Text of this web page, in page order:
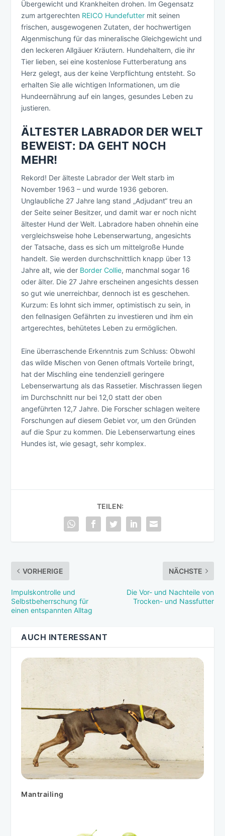
Übergewicht und Krankheiten drohen. Im Gegensatz
zum artgerechten REICO Hundefutter mit seinen
frischen, ausgewogenen Zutaten, der hochwertigen
Algenmischung für das mineralische Gleichgewicht und
den leckeren Allgäuer Kräutern. Hundehaltern, die ihr
Tier lieben, sei eine kostenlose Futterberatung ans
Herz gelegt, aus der keine Verpflichtung entsteht. So
erhalten Sie alle wichtigen Informationen, um die
Hundeernährung auf ein langes, gesundes Leben zu
justieren.
ÄLTESTER LABRADOR DER WELT
BEWEIST: DA GEHT NOCH
MEHR!
Rekord! Der älteste Labrador der Welt starb im
November 1963 – und wurde 1936 geboren.
Unglaubliche 27 Jahre lang stand „Adjudant“ treu an
der Seite seiner Besitzer, und damit war er noch nicht
ältester Hund der Welt. Labradore haben ohnehin eine
vergleichsweise hohe Lebenserwartung, angesichts
der Tatsache, dass es sich um mittelgroße Hunde
handelt. Sie werden durchschnittlich knapp über 13
Jahre alt, wie der Border Collie, manchmal sogar 16
oder älter. Die 27 Jahre erscheinen angesichts dessen
so gut wie unerreichbar, dennoch ist es geschehen.
Kurzum: Es lohnt sich immer, optimistisch zu sein, in
den fellnasigen Gefährten zu investieren und ihm ein
artgerechtes, behütetes Leben zu ermöglichen.
Eine überraschende Erkenntnis zum Schluss: Obwohl
das wilde Mischen von Genen oftmals Vorteile bringt,
hat der Mischling eine tendenziell geringere
Lebenserwartung als das Rassetier. Mischrassen liegen
im Durchschnitt nur bei 12,0 statt der oben
angeführten 12,7 Jahre. Die Forscher schlagen weitere
Forschungen auf diesem Gebiet vor, um den Gründen
auf die Spur zu kommen. Die Lebenserwartung eines
Hundes ist, wie gesagt, sehr komplex.
TEILEN:
VORHERIGE
Impulskontrolle und
Selbstbeherrschung für
einen entspannten Alltag
NÄCHSTE
Die Vor- und Nachteile von
Trocken- und Nassfutter
AUCH INTERESSANT
Mantrailing